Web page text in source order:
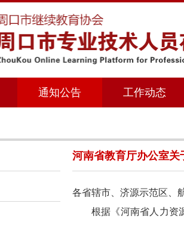
通知公告 工作动态
河南省教育厅办公室关
各省辖市、济源示范区、
根据《河南省人力资